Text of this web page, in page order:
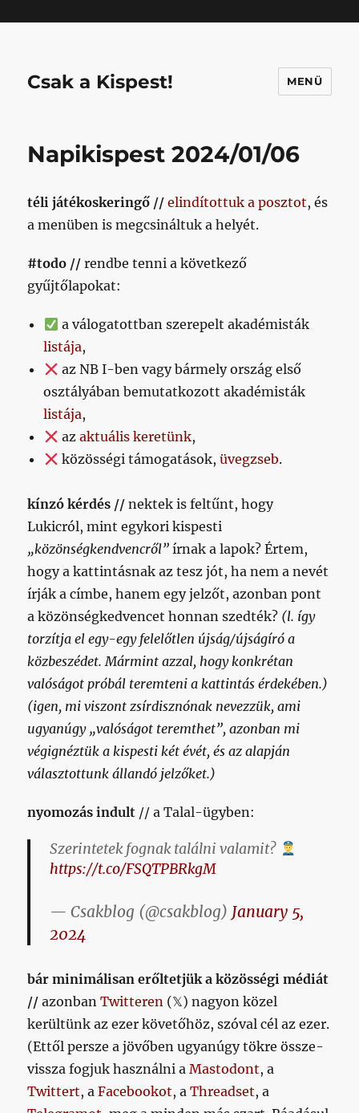
Csak a Kispest! MENÜ
Napikispest 2024/01/06
téli játékoskeringő // elindítottuk a posztot, és
a menüben is megcsináltuk a helyét.
#todo // rendbe tenni a következő
gyűjtőlapokat:
a válogatottban szerepelt akadémisták
listája,
az NB I-ben vagy bármely ország első
osztályában bemutatkozott akadémisták
listája,
az aktuális keretünk,
közösségi támogatások, üvegzseb.
kínzó kérdés // nektek is feltűnt, hogy
Lukicról, mint egykori kispesti
„közönségkendvencről” írnak a lapok? Értem,
hogy a kattintásnak az tesz jót, ha nem a nevét
írják a címbe, hanem egy jelzőt, azonban pont
a közönségkedvencet honnan szedték? (l. így
torzítja el egy-egy felelőtlen újság/újságíró a
közbeszédet. Mármint azzal, hogy konkrétan
valóságot próbál teremteni a kattintás érdekében.)
(igen, mi viszont zsírdisznónak nevezzük, ami
ugyanúgy „valóságot teremthet”, azonban mi
végignéztük a kispesti két évét, és az alapján
választottunk állandó jelzőket.)
nyomozás indult // a Talal-ügyben:
Szerintetek fognak találni valamit?
https://t.co/FSQTPBRkgM
— Csakblog (@csakblog) January 5,
2024
bár minimálisan erőltetjük a közösségi médiát
// azonbanTwitteren (𝕏) nagyon közel
kerültünk az ezer követőhöz, szóval cél az ezer.
(Ettől persze a jövőben ugyanúgy tökre össze-
vissza fogjuk használni aMastodont, a
Twittert, aFacebookot, aThreadset, a